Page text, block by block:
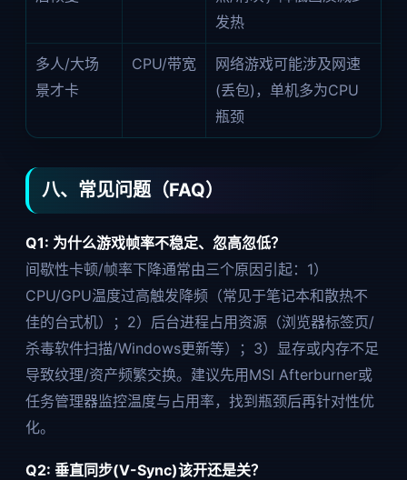
发热
多人/大场
景才卡
CPU/带宽
网络游戏可能涉及网速
(丢包)，单机多为CPU
瓶颈
八、常见问题（FAQ）
Q1: 为什么游戏帧率不稳定、忽高忽低？
间歇性卡顿/帧率下降通常由三个原因引起：1）
CPU/GPU温度过高触发降频（常见于笔记本和散热不
佳的台式机）；2）后台进程占用资源（浏览器标签页/
杀毒软件扫描/Windows更新等）；3）显存或内存不足
导致纹理/资产频繁交换。建议先用MSI Afterburner或
任务管理器监控温度与占用率，找到瓶颈后再针对性优
化。
Q2: 垂直同步(V-Sync)该开还是关？